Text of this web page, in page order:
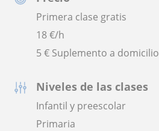
Primera clase gratis
18€/h
5 € Suplemento a domicilio
Niveles de las clases
Infantil y preescolar
Primaria